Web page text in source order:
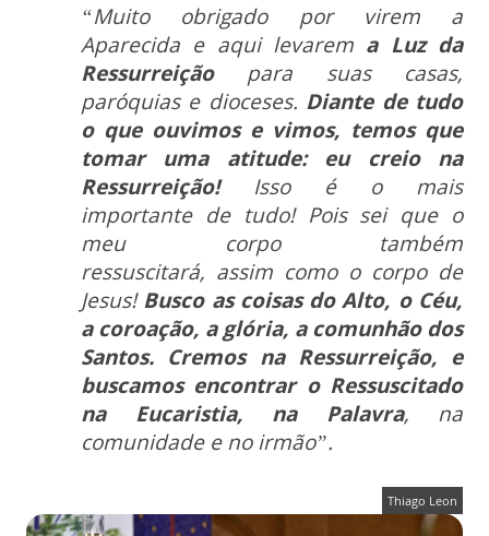
“Muito obrigado por virem a
Aparecida e aqui levarem a Luz da
Ressurreição para suas casas,
paróquias e dioceses. Diante de tudo
o que ouvimos e vimos, temos que
tomar uma atitude: eu creio na
Ressurreição! Isso é o mais
importante de tudo! Pois sei que o
meu corpo também
ressuscitará, assim como o corpo de
Jesus!Busco as coisas do Alto, o Céu,
a coroação, a glória, a comunhão dos
Santos. Cremos na Ressurreição, e
buscamos encontrar o Ressuscitado
na Eucaristia, na Palavra, na
comunidade e no irmão”.
Thiago Leon